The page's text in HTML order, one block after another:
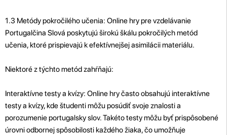
1.3 Metódy pokročilého učenia: Online hry pre vzdelávanie
Portugalčina Slová poskytujú širokú škálu pokročilých metód
učenia, ktoré prispievajú k efektívnejšej asimilácii materiálu.
Niektoré z týchto metód zahŕňajú:
Interaktívne testy a kvízy: Online hry často obsahujú interaktívne
testy a kvízy, kde študenti môžu posúdiť svoje znalosti a
porozumenie portugalsky slov. Takéto testy môžu byť prispôsobené
úrovni odbornej spôsobilosti každého žiaka, čo umožňuje